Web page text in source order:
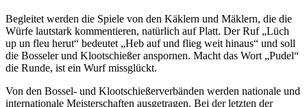
Begleitet werden die Spiele von den Käklern und Mäklern, die die
Würfe lautstark kommentieren, natürlich auf Platt. Der Ruf „Lüch
up un fleu herut“ bedeutet „Heb auf und flieg weit hinaus“ und soll
die Bosseler und Klootschießer anspornen. Macht das Wort „Pudel“
die Runde, ist ein Wurf missglückt.
Von den Bossel- und Klootschießerverbänden werden nationale und
internationale Meisterschaften ausgetragen. Bei der letzten der